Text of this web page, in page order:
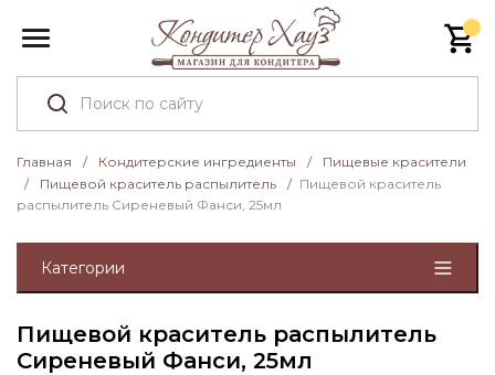
Главная / Кондитерские ингредиенты /
Пищевые красители
/
Пищевой краситель распылитель / Пищевой краситель
распылитель Сиреневый Фанси, 25мл
Категории
Пищевой краситель распылитель
Сиреневый Фанси, 25мл